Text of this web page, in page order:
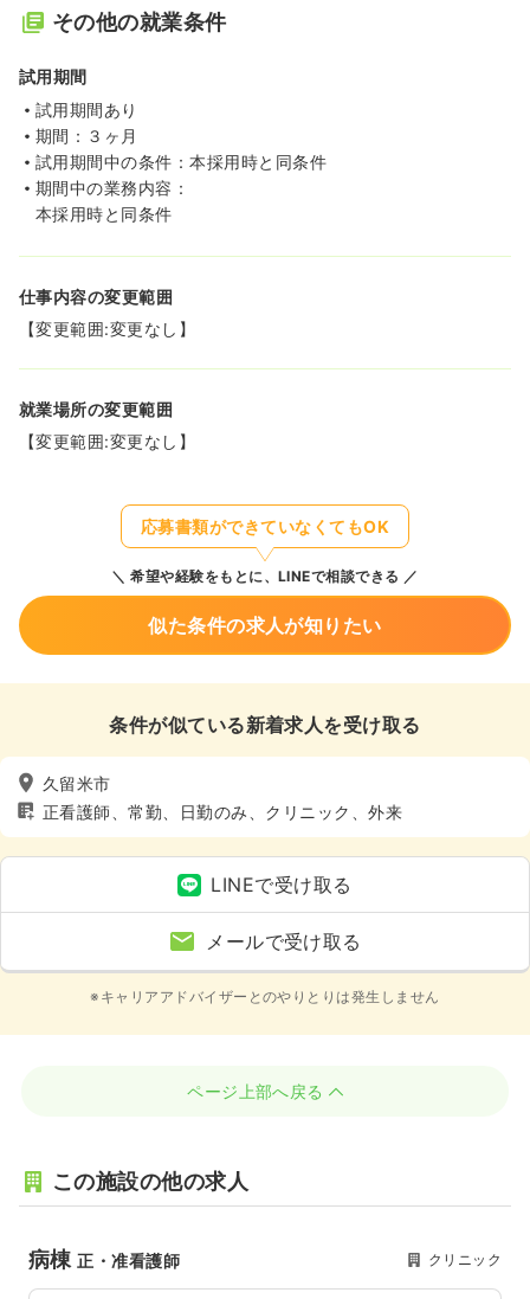
その他の就業条件
試用期間
試用期間あり
期間：３ヶ月
試用期間中の条件：本採用時と同条件
期間中の業務内容：
本採用時と同条件
仕事内容の変更範囲
【変更範囲:変更なし】
就業場所の変更範囲
【変更範囲:変更なし】
応募書類ができていなくてもOK
希望や経験をもとに、LINEで相談できる
似た条件の求人が知りたい
条件が似ている新着求人を受け取る
久留米市
正看護師、常勤、日勤のみ、クリニック、外来
LINEで受け取る
メールで受け取る
※キャリアアドバイザーとのやりとりは発生しません
ページ上部へ戻る
この施設の他の求人
病棟正・准看護師 クリニック